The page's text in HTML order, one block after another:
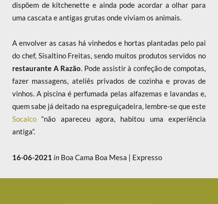
dispõem de kitchenette e ainda pode acordar a olhar para
uma cascata e antigas grutas onde viviam os animais.
A envolver as casas há vinhedos e hortas plantadas pelo pai
do chef, Sisaltino Freitas, sendo muitos produtos servidos no
restaurante A Razão. Pode assistir à confeção de compotas,
fazer massagens, ateliês privados de cozinha e provas de
vinhos. A piscina é perfumada pelas alfazemas e lavandas e,
quem sabe já deitado na espreguiçadeira, lembre-se que este
Socalco “não apareceu agora, habitou uma experiência
antiga”.
16-06-2021 in Boa Cama Boa Mesa | Expresso